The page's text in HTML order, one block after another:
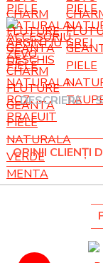
DESCRIERE
OPINII CLIENȚI